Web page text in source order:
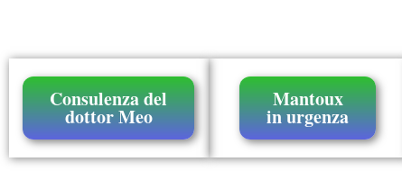
Consulenza del
dottor Meo
Mantoux
in urgenza